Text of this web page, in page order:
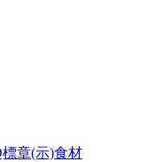
章(示)食材